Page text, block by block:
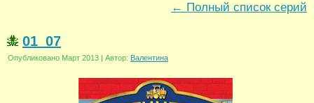
← Полный список серий
01_07
Опубликовано Март 2013 | Автор: Валентина